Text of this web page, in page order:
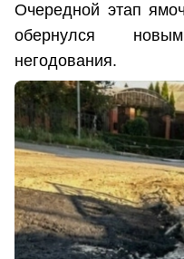
Очередной этап
обернулся
негодования.